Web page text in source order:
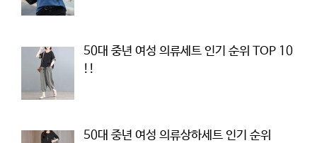
50대 중년 여성 의류세트 인기 순위 TOP 10
!!
50대 중년 여성 의류상하세트 인기 순위